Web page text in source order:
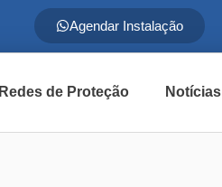
Agendar Instalação
Redes de Proteção Notícias